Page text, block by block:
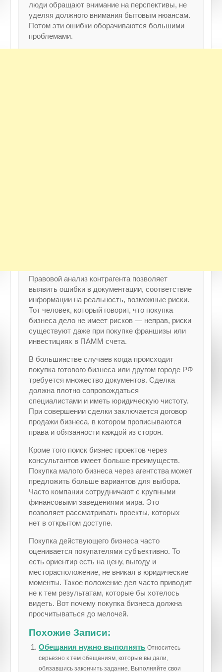
люди обращают внимание на перспективы, не
уделяя должного внимания бытовым нюансам.
Потом эти ошибки оборачиваются большими
проблемами.
Правовой анализ контрагента позволяет
выявить ошибки в документации, соответствие
информации на реальность, возможные риски.
Тот человек, который говорит, что покупка
бизнеса дело не имеет рисков — неправ, риски
существуют даже при покупке франшизы или
инвестициях в ПАММ счета.
В большинстве случаев когда происходит
покупка готового бизнеса или другом городе РФ
требуется множество документов. Сделка
должна плотно сопровождаться
специалистами и иметь юридическую чистоту.
При совершении сделки заключается договор
продажи бизнеса, в котором прописываются
права и обязанности каждой из сторон.
Кроме того поиск бизнес проектов через
консультантов имеет больше преимуществ.
Покупка малого бизнеса через агентства может
предложить больше вариантов для выбора.
Часто компании сотрудничают с крупными
финансовыми заведениями мира. Это
позволяет рассматривать проекты, которых
нет в открытом доступе.
Покупка действующего бизнеса часто
оценивается покупателями субъективно. То
есть ориентир есть на цену, выгоду и
месторасположение, не вникая в юридические
моменты. Такое положение дел часто приводит
не к тем результатам, которые бы хотелось
видеть. Вот почему покупка бизнеса должна
просчитываться до мелочей.
Похожие Записи:
Обещания нужно выполнять Относитесь
серьезно к тем обещаниям, которые вы дали,
обязавшись закончить задание. Выполняйте свои